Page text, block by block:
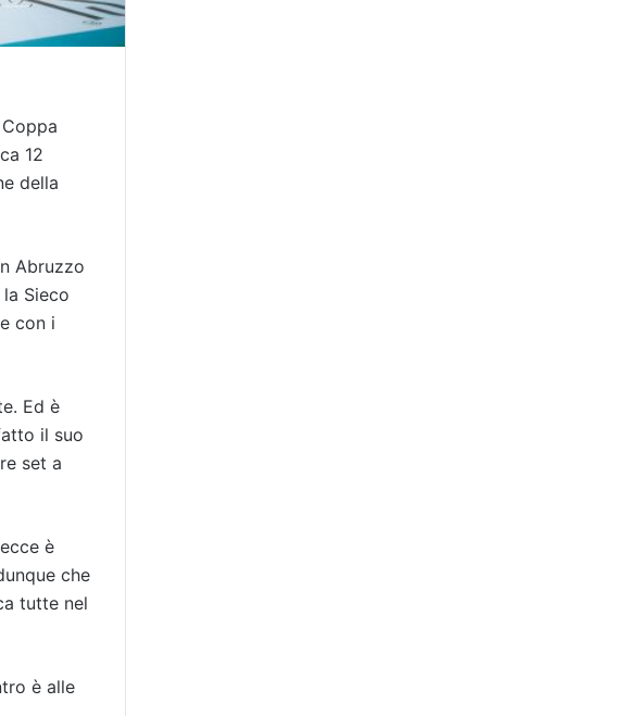
12
della
Abruzzo
Sieco
con i
Ed è
il suo
set a
è
che
tutte nel
è alle